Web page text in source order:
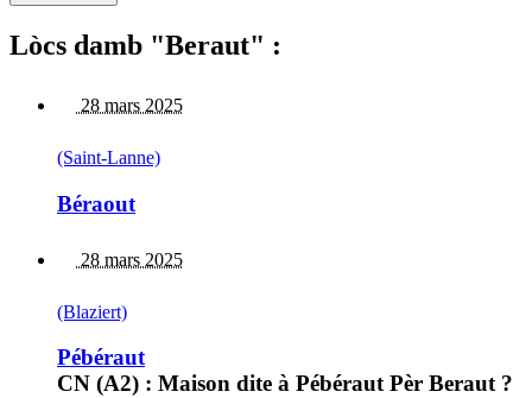
Lòcs damb "Beraut" :
28 mars 2025
(Saint-Lanne)
Béraout
28 mars 2025
(Blaziert)
Pébéraut
CN (A2) : Maison dite à Pébéraut Pèr Beraut ?